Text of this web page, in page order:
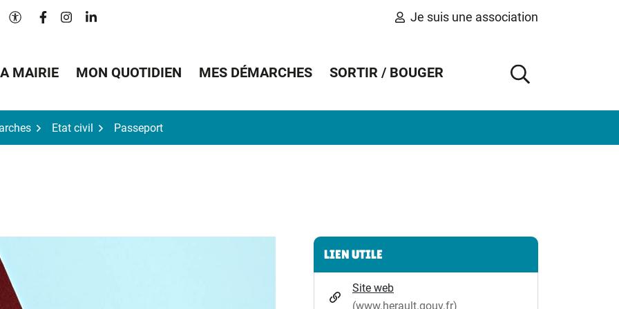
Paramètres d'accessibilité
Lien vers le compte Facebook
Lien vers le compte Instagram
Lien vers le compte Linkedin Je suis une association
MAIRIE MON QUOTIDIEN MES DÉMARCHES SORTIR / BOUGER
AFFICHER
Etat civil Passeport
Informations complémentaires
LIEN UTILE
Site web
(www.herault.gouv.fr)